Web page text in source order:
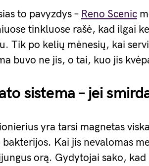
to pavyzdys – Reno Scenic
tinkluose rašė, kad ilgai
Tik po kelių mėnesių, kai
buvo ne jis, o tai, kuo jis
sistema – jei
yra tarsi magnetas
Kai jis nevalomas
orą. Gydytojai sako,